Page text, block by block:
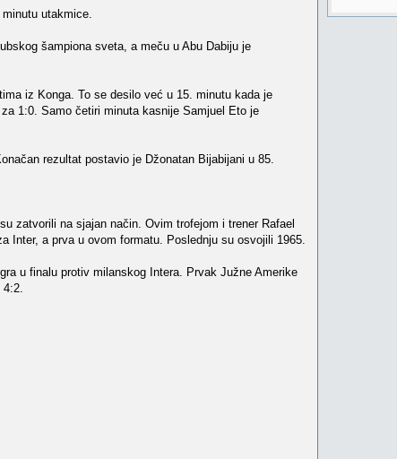
utakmice.
šampiona sveta, a meču u Abu Dabiju je
iz Konga. To se desilo već u 15. minutu kada je
1:0. Samo četiri minuta kasnije Samjuel Eto je
rezultat postavio je Džonatan Bijabijani u 85.
zatvorili na sjajan način. Ovim trofejom i trener Rafael
Inter, a prva u ovom formatu. Poslednju su osvojili 1965.
u finalu protiv milanskog Intera. Prvak Južne Amerike
4:2.